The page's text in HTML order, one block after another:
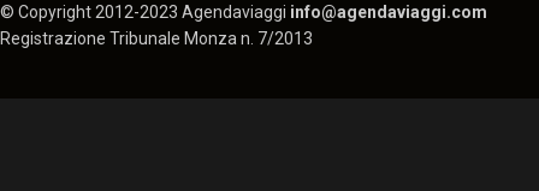
© Copyright 2012-2023 Agendaviaggi info@agendaviaggi.com
Registrazione Tribunale Monza n. 7/2013